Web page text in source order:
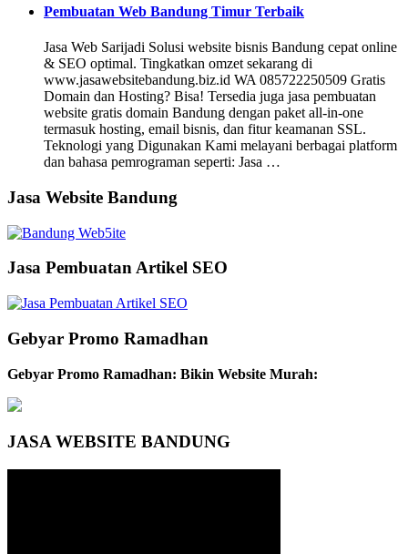
Pembuatan Web Bandung Timur Terbaik
Jasa Web Sarijadi Solusi website bisnis Bandung cepat online
& SEO optimal. Tingkatkan omzet sekarang di
www.jasawebsitebandung.biz.id WA 085722250509 Gratis
Domain dan Hosting? Bisa! Tersedia juga jasa pembuatan
website gratis domain Bandung dengan paket all-in-one
termasuk hosting, email bisnis, dan fitur keamanan SSL.
Teknologi yang Digunakan Kami melayani berbagai platform
dan bahasa pemrograman seperti: Jasa …
Jasa Website Bandung
Jasa Pembuatan Artikel SEO
Gebyar Promo Ramadhan
Gebyar Promo Ramadhan: Bikin Website Murah:
JASA WEBSITE BANDUNG